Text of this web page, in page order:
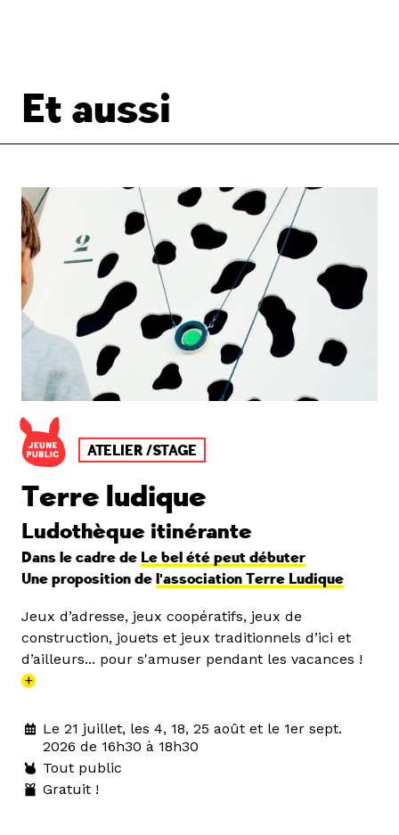
Et aussi
ATELIER /STAGE
Terre ludique
Ludothèque itinérante
Dans le cadre de Le bel été peut débuter
Une proposition de l'association Terre Ludique
Jeux d’adresse, jeux coopératifs, jeux de
construction, jouets et jeux traditionnels d’ici et
d’ailleurs... pour s'amuser pendant les vacances !
+
Le 21 juillet, les 4, 18, 25 août et le 1er sept.
2026 de 16h30 à 18h30
Tout public
Gratuit !